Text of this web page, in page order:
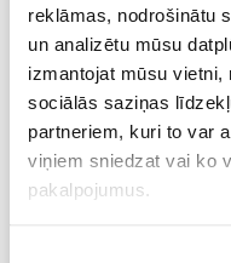
reklāmas, nodrošinātu
un analizētu mūsu
izmantojat mūsu
sociālās saziņas
partneriem, kuri to var
viņiem sniedzat vai ko
pakalpojumus.
View